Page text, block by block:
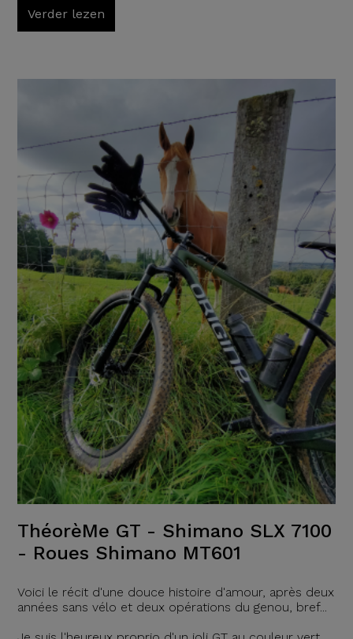
Verder lezen
ThéorèMe GT - Shimano SLX 7100
- Roues Shimano MT601
Voici le récit d'une douce histoire d'amour, après deux
années sans vélo et deux opérations du genou, bref...